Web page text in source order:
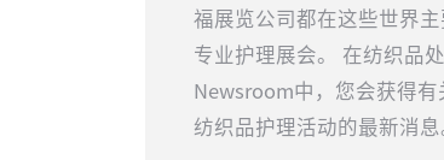
福展览公司都在这些世界
专业护理展会。 在纺织品
Newsroom中，您会获得
纺织品护理活动的最新消息